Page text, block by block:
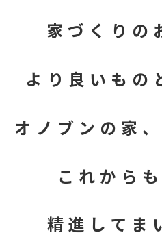
家づくりの
より良いもの
オノブンの家
これから
精進してま